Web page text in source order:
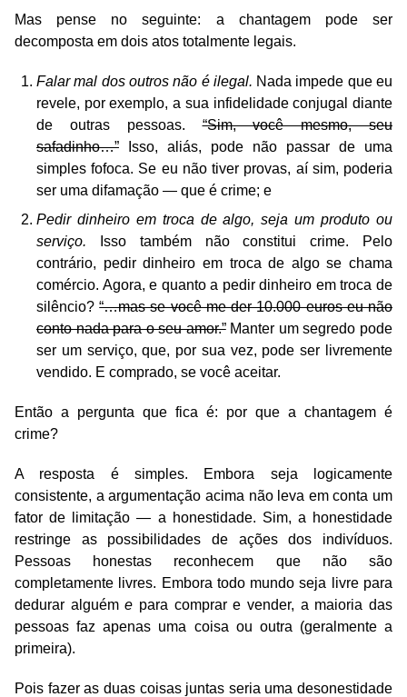
Mas pense no seguinte: a chantagem pode ser
decomposta em dois atos totalmente legais.
Falar mal dos outros não é ilegal. Nada impede que eu
revele, por exemplo, a sua infidelidade conjugal diante
de outras pessoas.“Sim, você mesmo, seu
safadinho…” Isso, aliás, pode não passar de uma
simples fofoca. Se eu não tiver provas, aí sim, poderia
ser uma difamação — que é crime; e
Pedir dinheiro em troca de algo, seja um produto ou
serviço. Isso também não constitui crime. Pelo
contrário, pedir dinheiro em troca de algo se chama
comércio. Agora, e quanto a pedir dinheiro em troca de
silêncio?“…mas se você me der 10.000 euros eu não
conto nada para o seu amor.”Manter um segredo pode
ser um serviço, que, por sua vez, pode ser livremente
vendido. E comprado, se você aceitar.
Então a pergunta que fica é: por que a chantagem é
crime?
A resposta é simples. Embora seja logicamente
consistente, a argumentação acima não leva em conta um
fator de limitação — a honestidade. Sim, a honestidade
restringe as possibilidades de ações dos indivíduos.
Pessoas honestas reconhecem que não são
completamente livres. Embora todo mundo seja livre para
dedurar alguéme para comprar e vender, a maioria das
pessoas faz apenas uma coisa ou outra (geralmente a
primeira).
Pois fazer as duas coisas juntas seria uma desonestidade